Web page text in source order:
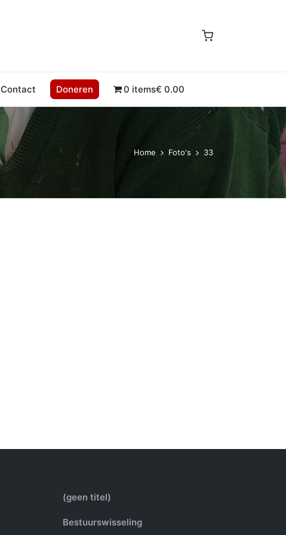
Contact Doneren 0 items€ 0.00
Home Foto's 33
(geen titel)
Bestuurswisseling